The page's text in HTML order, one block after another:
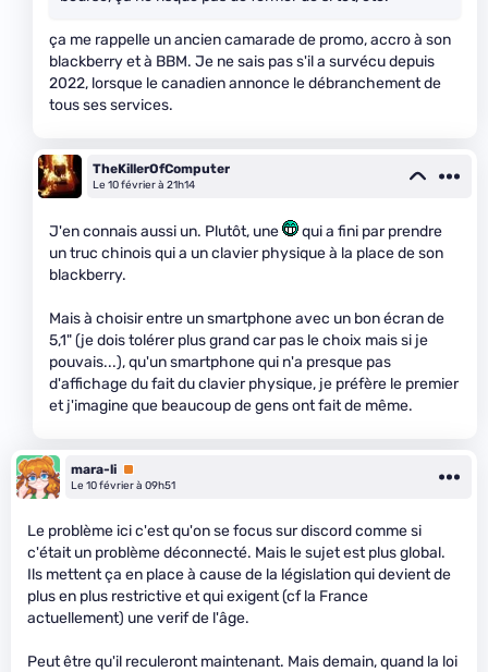
ça me rappelle un ancien camarade de promo, accro à son
blackberry et à BBM. Je ne sais pas s'il a survécu depuis
2022, lorsque le canadien annonce le débranchement de
tous ses services.
TheKillerOfComputer
Le 10 février à 21h14
J'en connais aussi un. Plutôt, une
qui a fini par prendre
un truc chinois qui a un clavier physique à la place de son
blackberry.
Mais à choisir entre un smartphone avec un bon écran de
5,1" (je dois tolérer plus grand car pas le choix mais si je
pouvais...), qu'un smartphone qui n'a presque pas
d'affichage du fait du clavier physique, je préfère le premier
et j'imagine que beaucoup de gens ont fait de même.
mara-li Premium
Le 10 février à 09h51
Le problème ici c'est qu'on se focus sur discord comme si
c'était un problème déconnecté. Mais le sujet est plus global.
Ils mettent ça en place à cause de la législation qui devient de
plus en plus restrictive et qui exigent (cf la France
actuellement) une verif de l'âge.
Peut être qu'il reculeront maintenant. Mais demain, quand la loi